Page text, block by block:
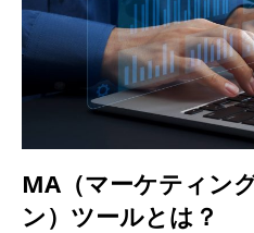
MA（マーケティン
ン）ツールとは？